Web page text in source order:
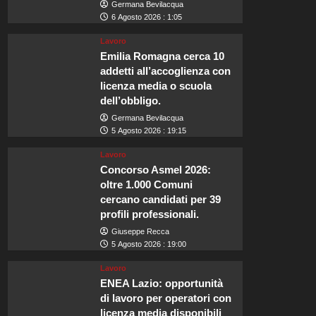
Germana Bevilacqua
6 Agosto 2026 : 1:05
Lavoro
Emilia Romagna cerca 10
addetti all’accoglienza con
licenza media o scuola
dell’obbligo.
Germana Bevilacqua
5 Agosto 2026 : 19:15
Lavoro
Concorso Asmel 2026:
oltre 1.000 Comuni
cercano candidati per 39
profili professionali.
Giuseppe Recca
5 Agosto 2026 : 19:00
Lavoro
ENEA Lazio: opportunità
di lavoro per operatori con
licenza media disponibili